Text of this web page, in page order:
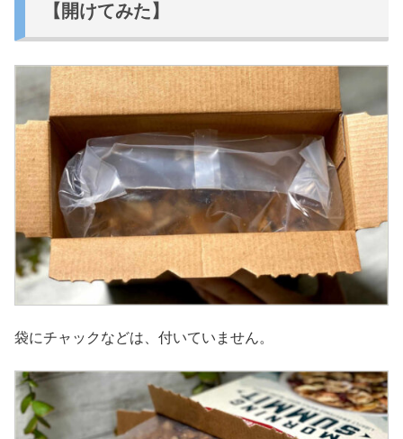
【開けてみた】
袋にチャックなどは、付いていません。